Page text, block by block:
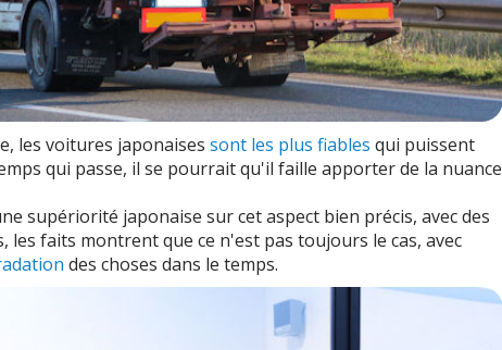
les voitures japonaises sont les plus fiables qui puissent
qui passe, il se pourrait qu'il faille apporter de la nuance
supériorité japonaise sur cet aspect bien précis, avec des
les faits montrent que ce n'est pas toujours le cas, avec
des choses dans le temps.